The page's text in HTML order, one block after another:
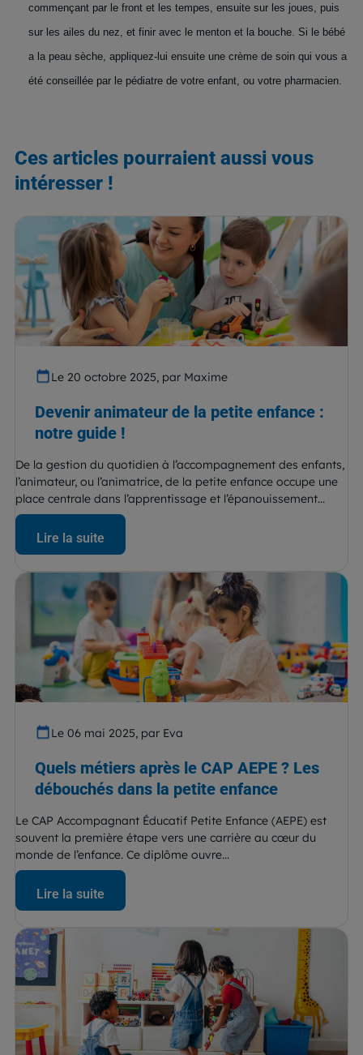
commençant par le front et les tempes, ensuite sur les joues, puis
sur les ailes du nez, et finir avec le menton et la bouche. Si le bébé
a la peau sèche, appliquez-lui ensuite une crème de soin qui vous a
été conseillée par le pédiatre de votre enfant, ou votre pharmacien.
Ces articles pourraient aussi vous
intéresser !
Le 20 octobre 2025, par Maxime
Devenir animateur de la petite enfance :
notre guide !
De la gestion du quotidien à l’accompagnement des enfants,
l’animateur, ou l’animatrice, de la petite enfance occupe une
place centrale dans l’apprentissage et l’épanouissement...
Lire la suite
Le 06 mai 2025, par Eva
Quels métiers après le CAP AEPE ? Les
débouchés dans la petite enfance
Le CAP Accompagnant Éducatif Petite Enfance (AEPE) est
souvent la première étape vers une carrière au cœur du
monde de l’enfance. Ce diplôme ouvre...
Lire la suite